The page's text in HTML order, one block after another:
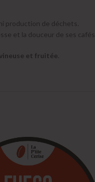
production de déchets.
et la douceur de ses cafés.
vineuse et fruitée